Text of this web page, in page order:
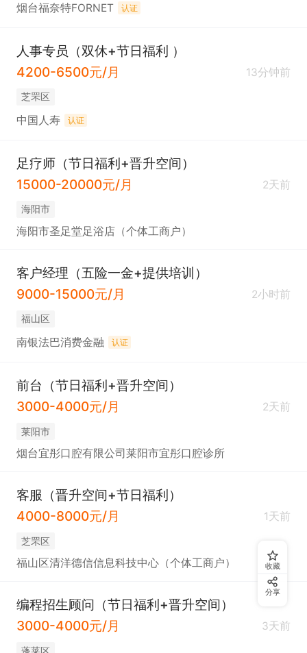
烟台福奈特FORNET 认证
人事专员（双休+节日福利 ）
4200-6500元/月
13分钟前
芝罘区
中国人寿 认证
足疗师（节日福利+晋升空间）
15000-20000元/月
2天前
海阳市
海阳市圣足堂足浴店（个体工商户）
客户经理（五险一金+提供培训）
9000-15000元/月
2小时前
福山区
南银法巴消费金融 认证
前台（节日福利+晋升空间）
3000-4000元/月
2天前
莱阳市
烟台宜彤口腔有限公司莱阳市宜彤口腔诊所
客服（晋升空间+节日福利）
4000-8000元/月
1天前
芝罘区
福山区清洋德信信息科技中心（个体工商户）
编程招生顾问（节日福利+晋升空间）
3000-4000元/月
3天前
蓬莱区
收藏
分享